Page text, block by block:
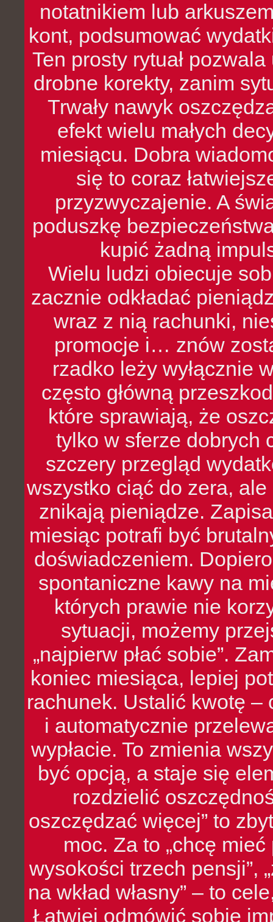
notatnikiem lub
kont, podsumować
Ten prosty rytuał
drobne korekty, zanim
Trwały nawyk
efekt wielu małych
miesiącu. Dobra
się to coraz
przyzwyczajenie. A
poduszkę
kupić żadną
Wielu ludzi obiecuje
zacznie odkładać
wraz z nią rachunki,
promocje i… znów
rzadko leży wyłącznie
często główną
które sprawiają, że
tylko w sferze dobrych
szczery przegląd
wszystko ciąć do zera,
znikają pieniądze.
miesiąc potrafi być
doświadczeniem.
spontaniczne kawy na
których prawie nie
sytuacji, możemy
„najpierw płać sobie”.
koniec miesiąca, lepiej
rachunek. Ustalić kwotę
i automatycznie
wypłacie. To zmienia
być opcją, a staje się
rozdzielić
oszczędzać więcej” to
moc. Za to „chcę
wysokości trzech pensji”,
na wkład własny” – to
Łatwiej odmówić sobie